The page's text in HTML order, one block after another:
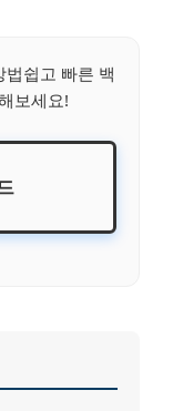
법쉽고 빠른 백
보세요!